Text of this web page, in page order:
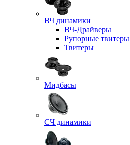
ВЧ динамики
ВЧ-Драйверы
Рупорные твитеры
Твитеры
Мидбасы
СЧ динамики